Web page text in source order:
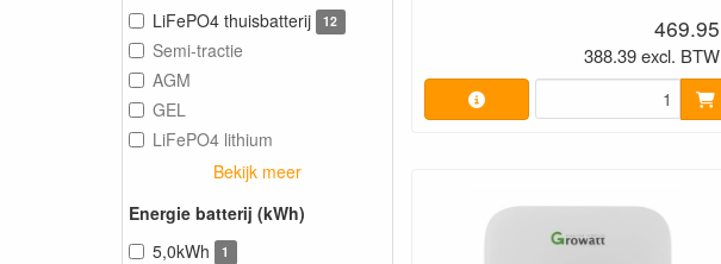
LiFePO4 thuisbatterij
12
Semi-tractie
AGM
GEL
LiFePO4 lithium
Bekijk meer
Energie batterij (kWh)
5,0kWh
1
469.95
388.39 excl. BTW